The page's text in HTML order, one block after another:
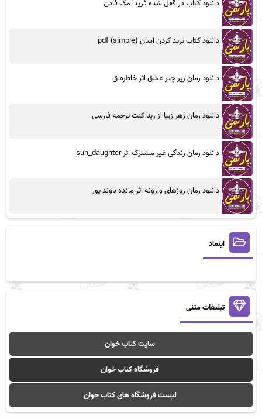
دانلود کتاب در قفل شده فریدا مک فادن
دانلود کتاب ترید کردن آسان (simple) pdf
دانلود رمان زیر چتر عشق اثر خاطره.ق
دانلود رمان زهر زیبا از رینا کنت ترجمه فارسی
دانلود رمان زندگی غیر مشترک اثر sun_daughter
دانلود رمان روزهای وارونه اثر مائده باوند پور
اینماد
تبلیغات متنی
سایت کتاب خوان
فروشگاه کتاب خوان
لیست فروشگاه های کتاب خوان